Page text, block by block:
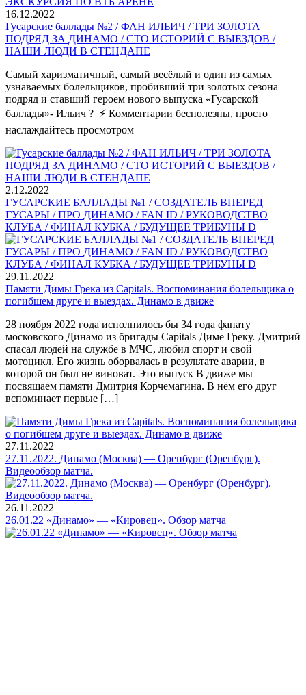
16.12.2022
Гусарские баллады №2 / ФАН ИЛЬИЧ / ТРИ ЗОЛОТА
ПОДРЯД ЗА ДИНАМО / СТО ИСТОРИЙ С ВЫЕЗДОВ /
НАШИ ЛЮДИ В СТЕНДАПЕ
Самый харизматичный, самый весёлый и один из самых
узнаваемых болельщиков, пробивший три золотых сезона
подряд и ставший героем нового выпуска «Гусарской
баллады»- Ильич ? ⚡️ Комментарии бесполезны, просто
наслаждайтесь просмотром
2.12.2022
ГУСАРСКИЕ БАЛЛАДЫ №1 / СОЗДАТЕЛЬ ВПЕРЕД
ГУСАРЫ / ПРО ДИНАМО / FAN ID / РУКОВОДСТВО
КЛУБА / ФИНАЛ КУБКА / БУДУЩЕЕ ТРИБУНЫ D
29.11.2022
Памяти Димы Грека из Capitals. Воспоминания болельщика о
погибшем друге и выездах. Динамо в движе
28 ноября 2022 года исполнилось бы 34 года фанату
московского Динамо из бригады Capitals Диме Греку. Дмитрий
спасал людей на службе в МЧС, любил спорт и свой
мотоцикл. Его жизнь оборвалась в результате аварии, в
которой он был не виноват. Это выпуск В движе мы
посвящаем памяти Дмитрия Корчемагина. В нём его друг
вспоминает первые […]
27.11.2022
27.11.2022. Динамо (Москва) — Оренбург (Оренбург).
Видеообзор матча.
26.11.2022
26.01.22 «Динамо» — «Кировец». Обзор матча